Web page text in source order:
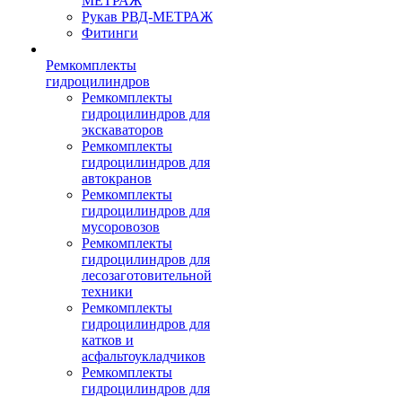
Рукав РВД-МЕТРАЖ
Фитинги
Ремкомплекты
гидроцилиндров
Ремкомплекты
гидроцилиндров для
экскаваторов
Ремкомплекты
гидроцилиндров для
автокранов
Ремкомплекты
гидроцилиндров для
мусоровозов
Ремкомплекты
гидроцилиндров для
лесозаготовительной
техники
Ремкомплекты
гидроцилиндров для
катков и
асфальтоукладчиков
Ремкомплекты
гидроцилиндров для